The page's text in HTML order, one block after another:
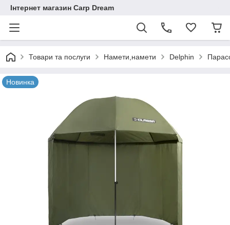
Інтернет магазин Carp Dream
Товари та послуги Намети,намети Delphin
Новинка